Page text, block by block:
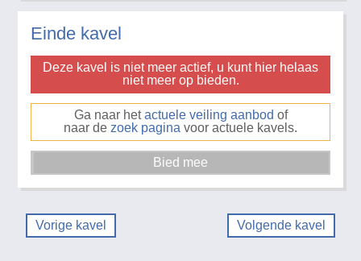
Einde kavel
Deze kavel is niet meer actief, u kunt hier helaas
niet meer op bieden.
Ga naar hetactuele veiling aanbod of
naar de zoek pagina voor actuele kavels.
Vorige kavel Volgende kavel